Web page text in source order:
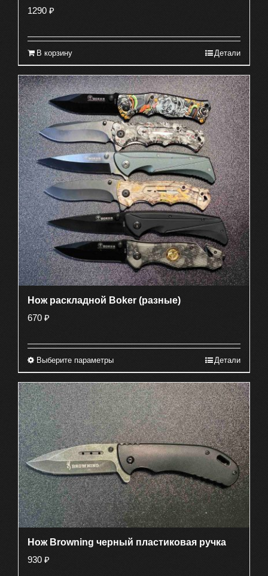
1290 ₽
В корзину Детали
Нож раскладной Boker (разные)
670 ₽
Выберите параметрыЭтот
имеет
несколько
вариаций.
Опции
можно
выбрать
на
странице
товара.
Детали
Нож Browning черный пластиковая ручка
930 ₽